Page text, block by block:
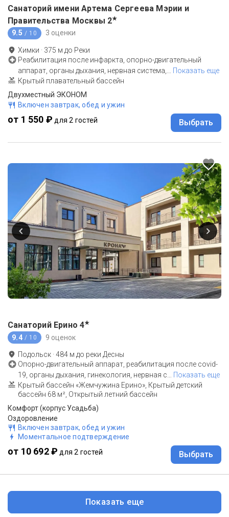
Санаторий имени Артема Сергеева Мэрии и
Правительства Москвы 2★
9.5 / 10 3 оценки
Химки · 375 м до Реки
Реабилитация после инфаркта, опорно-двигательный
аппарат, органы дыхания, нервная система,
Показать еще
Крытый плавательный бассейн
Двухместный ЭКОНОМ
Включен завтрак, обед и ужин
от 1 550 ₽ для 2 гостей Выбрать
Санаторий Ерино 4★
9.4 / 10 9 оценок
Подольск ·484 м до реки Десны
Опорно-двигательный аппарат, реабилитация после covid-
19, органы дыхания, гинекология, нервная с… Показать еще
Крытый бассейн «Жемчужина Ерино», Крытый детский
бассейн 68 м², Открытый летний бассейн
Комфорт (корпус Усадьба)
Оздоровление
Включен завтрак, обед и ужин
Моментальное подтверждение
от 10 692 ₽ для 2 гостей Выбрать
Показать еще